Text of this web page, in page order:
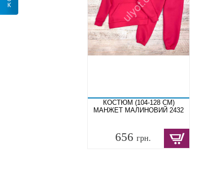
КОСТЮМ (104-128 СМ)
МАНЖЕТ МАЛИНОВИЙ 2432
656 грн.